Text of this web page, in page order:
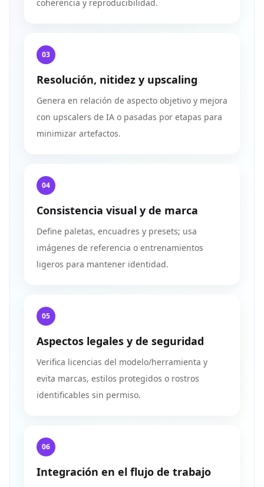
coherencia y reproducibilidad.
03
Resolución, nitidez y upscaling
Genera en relación de aspecto objetivo y mejora
con upscalers de IA o pasadas por etapas para
minimizar artefactos.
04
Consistencia visual y de marca
Define paletas, encuadres y presets; usa
imágenes de referencia o entrenamientos
ligeros para mantener identidad.
05
Aspectos legales y de seguridad
Verifica licencias del modelo/herramienta y
evita marcas, estilos protegidos o rostros
identificables sin permiso.
06
Integración en el flujo de trabajo